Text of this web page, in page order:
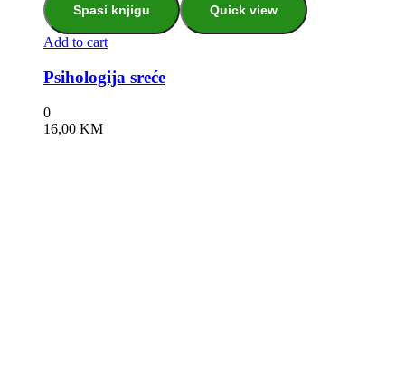
Spasi knjigu Quick view
Add to cart
Psihologija sreće
0
16,00 KM